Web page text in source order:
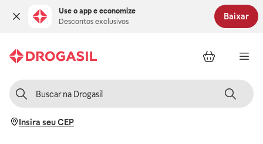
Use o app e economize
Descontos exclusivos
Baixar
Insira seu CEP